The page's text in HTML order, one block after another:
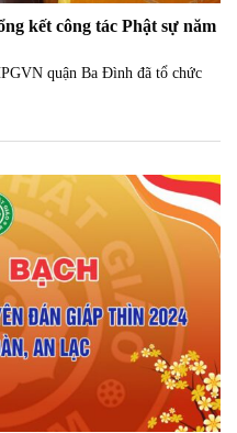
kết công tác Phật sự năm
quận Ba Đình đã tổ chức